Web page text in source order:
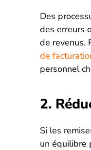
Des
des erreurs
de revenus.
de
personnel
2.
Si les
un équilibre